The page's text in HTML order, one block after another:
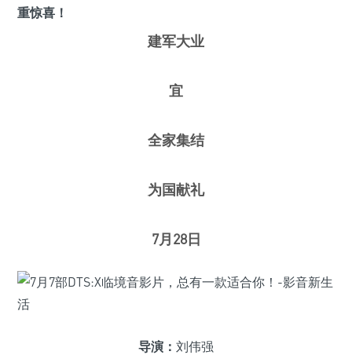
重惊喜！
建军大业
宜
全家集结
为国献礼
7月28日
导演： 刘伟强